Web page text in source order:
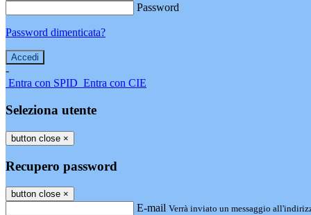
Password
Password dimenticata?
-
Entra con SPID Entra con CIE
Seleziona utente
button close ×
Recupero password
button close ×
E-mail Verrà inviato un messaggio